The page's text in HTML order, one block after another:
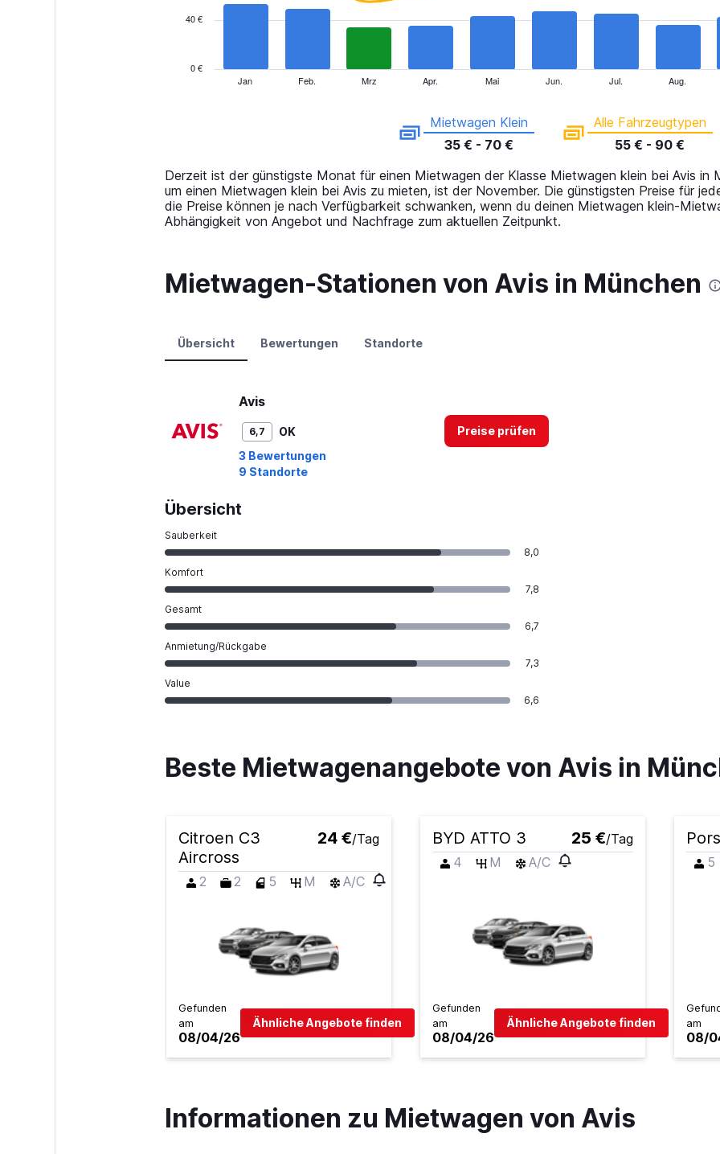
has
14
categories.
The
chart
axis
displaying
0
Jan Feb. Mrz Apr. Mai Jun. Jul. Aug.
0 €
40 €
Mietwagen Klein
35 € - 70 €
Alle Fahrzeugtypen
55 € - 90 €
Derzeit ist der günstigste Monat für einen Mietwagen der Klasse Mietwagen klein bei Avis in
um einen Mietwagen klein bei Avis zu mieten, ist der November. Die günstigsten Preise für
die Preise können je nach Verfügbarkeit schwanken, wenn du deinen Mietwagen klein-
Abhängigkeit von Angebot und Nachfrage zum aktuellen Zeitpunkt.
Mietwagen-Stationen von Avis in München
Übersicht Bewertungen Standorte
Avis
6,7
OK
3 Bewertungen
9 Standorte
Preise prüfen
Übersicht
Sauberkeit
8,0
Komfort
7,8
Gesamt
6,7
Anmietung/Rückgabe
7,3
Value
6,6
Beste Mietwagenangebote von Avis in
Citroen C3
Aircross
24 €/Tag
2 2 5 M A/C
Gefunden
am
08/04/26
Ähnliche Angebote finden
BYD ATTO 3 25 €/Tag
4
M A/C
Gefunden
am
08/04/26
Ähnliche Angebote finden
5
am
08/
Informationen zu Mietwagen von Avis